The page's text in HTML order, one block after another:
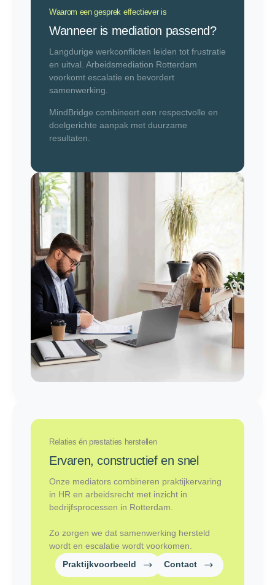
Waarom een gesprek effectiever is
Wanneer is mediation passend?
Langdurige werkconflicten leiden tot frustratie
en uitval. Arbeidsmediation Rotterdam
voorkomt escalatie en bevordert
samenwerking.
MindBridge combineert een respectvolle en
doelgerichte aanpak met duurzame
resultaten.
Relaties én prestaties herstellen
Ervaren, constructief en snel
Onze mediators combineren praktijkervaring
in HR en arbeidsrecht met inzicht in
bedrijfsprocessen in Rotterdam.
Zo zorgen we dat samenwerking hersteld
wordt en escalatie wordt voorkomen.
Praktijkvoorbeeld
Contact